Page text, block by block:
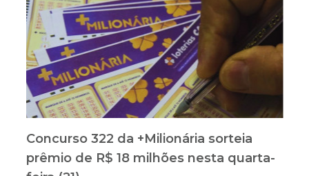
Concurso 322 da +Milionária sorteia
prêmio de R$ 18 milhões nesta quarta-